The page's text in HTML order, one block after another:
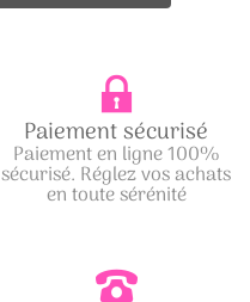
Paiement sécurisé
Paiement en ligne 100%
sécurisé. Réglez vos achats
en toute sérénité